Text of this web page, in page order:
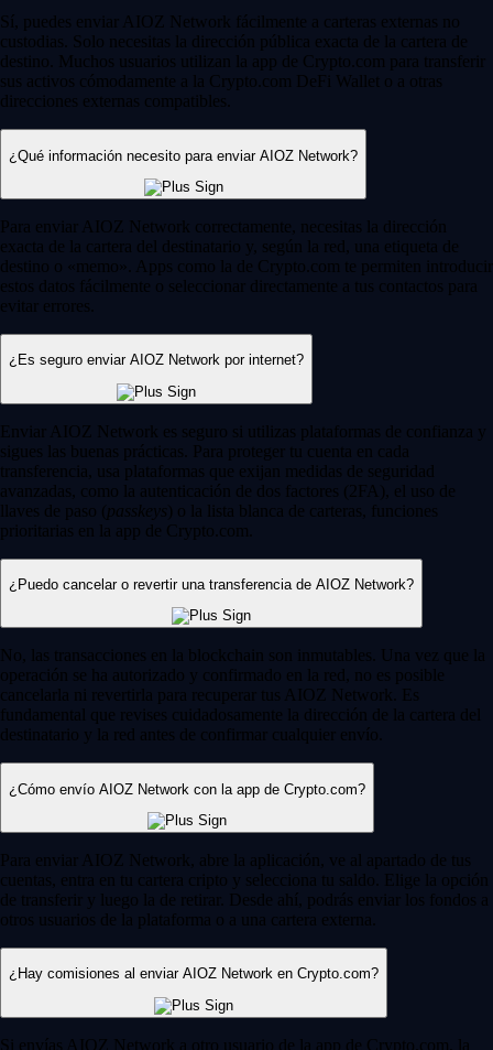
Sí, puedes enviar AIOZ Network fácilmente a carteras externas no
custodias. Solo necesitas la dirección pública exacta de la cartera de
destino. Muchos usuarios utilizan la app de Crypto.com para transferir
sus activos cómodamente a la Crypto.com DeFi Wallet o a otras
direcciones externas compatibles.
¿Qué información necesito para enviar AIOZ Network?
Para enviar AIOZ Network correctamente, necesitas la dirección
exacta de la cartera del destinatario y, según la red, una etiqueta de
destino o «memo». Apps como la de Crypto.com te permiten introducir
estos datos fácilmente o seleccionar directamente a tus contactos para
evitar errores.
¿Es seguro enviar AIOZ Network por internet?
Enviar AIOZ Network es seguro si utilizas plataformas de confianza y
sigues las buenas prácticas. Para proteger tu cuenta en cada
transferencia, usa plataformas que exijan medidas de seguridad
avanzadas, como la autenticación de dos factores (2FA), el uso de
llaves de paso (passkeys ) o la lista blanca de carteras, funciones
prioritarias en la app de Crypto.com.
¿Puedo cancelar o revertir una transferencia de AIOZ Network?
No, las transacciones en la blockchain son inmutables. Una vez que la
operación se ha autorizado y confirmado en la red, no es posible
cancelarla ni revertirla para recuperar tus AIOZ Network. Es
fundamental que revises cuidadosamente la dirección de la cartera del
destinatario y la red antes de confirmar cualquier envío.
¿Cómo envío AIOZ Network con la app de Crypto.com?
Para enviar AIOZ Network, abre la aplicación, ve al apartado de tus
cuentas, entra en tu cartera cripto y selecciona tu saldo. Elige la opción
de transferir y luego la de retirar. Desde ahí, podrás enviar los fondos a
otros usuarios de la plataforma o a una cartera externa.
¿Hay comisiones al enviar AIOZ Network en Crypto.com?
Si envías AIOZ Network a otro usuario de la app de Crypto.com, la